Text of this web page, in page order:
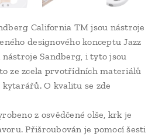
California TM jsou nástroje
designového konceptu Jazz
Sandberg, i tyto jsou
ze zcela prvotřídních materiálů
O kvalitu se zde
z osvědčené olše, krk je
Přišroubován je pomocí šesti